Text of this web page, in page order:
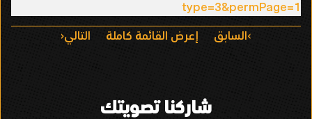
type=3&permPage=1
السابق إعرض القائمة كاملة التالي
شاركنا تصويتك